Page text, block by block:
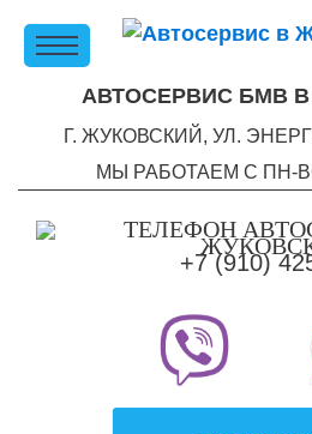
АВТОСЕРВИС БМВ
Г. ЖУКОВСКИЙ, УЛ.
МЫ РАБОТАЕМ С ПН-
+7 (910)